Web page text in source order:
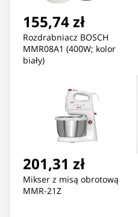
155,74 zł
Rozdrabniacz BOSCH
MMR08A1 (400W; kolor
biały)
201,31 zł
Mikser z misą obrotową
MMR-21Z